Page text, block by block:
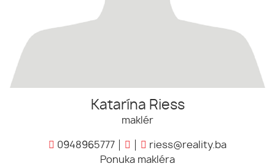
Katarína Riess
maklér
0948965777
riess@reality.ba
Ponuka makléra